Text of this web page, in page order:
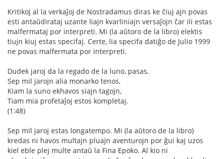
Kritikoj al la verkaĵoj de Nostradamus diras ke ĉiuj ajn povas
esti antaŭdirataj uzante liajn kvarliniajn versaĵojn ĉar ili estas
malfermataj por interpreti. Mi (la aŭtoro de la libro) elektis
tiujn kiuj estas specifaj. Certe, lia specifa datiĝo de Julio 1999
ne povas malfermata por interpreti.
Dudek jaroj da la regado de la luno, pasas,
Sep mil jarojn alia monarko tenos,
Kiam la suno ekhavos siajn tagojn,
Tiam mia profetaĵoj estos kompletaj.
(1:48)
Sep mil jaroj estas longatempo. Mi (la aŭtoro de la libro)
kredas ni havos multajn pluajn aventurojn por ĝui kaj uzos
kiel eble plej multe antaŭ la Fina Epoko. Al kio ni